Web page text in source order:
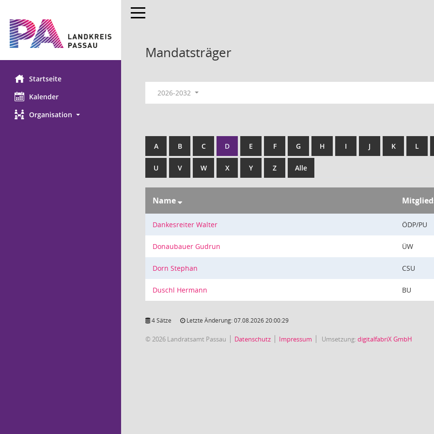
Startseite
Kalender
Organisation
Toggle navigation
Mandatsträger
2026-2032
A B C D E F G H I J K L
U V W X Y Z Alle
Name
Dankesreiter Walter ÖDP/PU
Donaubauer Gudrun ÜW
Dorn Stephan CSU
Duschl Hermann BU
4 Sätze Letzte Änderung: 07.08.2026 20:00:29
© 2026 Landratsamt Passau Datenschutz Impressum Umsetzung:digitalfabriX GmbH